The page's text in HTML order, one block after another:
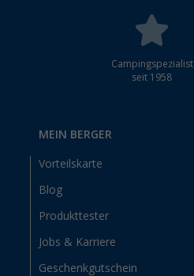
Campingspezialist
seit 1958
MEIN BERGER
Vorteilskarte
Blog
Produkttester
Jobs & Karriere
Geschenkgutschein